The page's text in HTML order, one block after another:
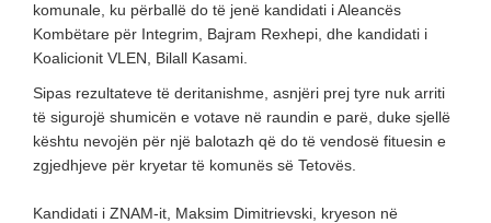
komunale, ku përballë do të jenë kandidati i Aleancës
Kombëtare për Integrim, Bajram Rexhepi, dhe kandidati i
Koalicionit VLEN, Bilall Kasami.
Sipas rezultateve të deritanishme, asnjëri prej tyre nuk arriti
të sigurojë shumicën e votave në raundin e parë, duke sjellë
kështu nevojën për një balotazh që do të vendosë fituesin e
zgjedhjeve për kryetar të komunës së Tetovës.
Kandidati i ZNAM-it, Maksim Dimitrievski, kryeson në